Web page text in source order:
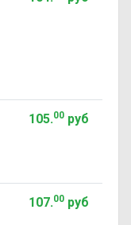
105.00руб
107.00руб